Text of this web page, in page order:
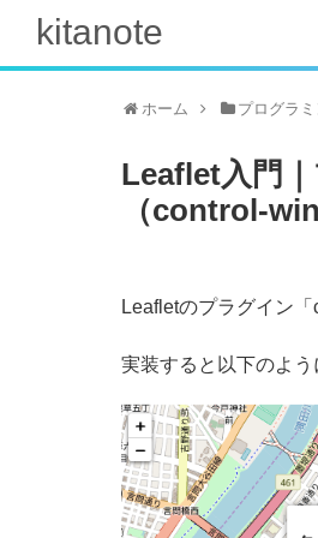
kitanote
ホーム プログラ
Leaflet入門
（control-
Leafletのプラグイン
実装すると以下のよう